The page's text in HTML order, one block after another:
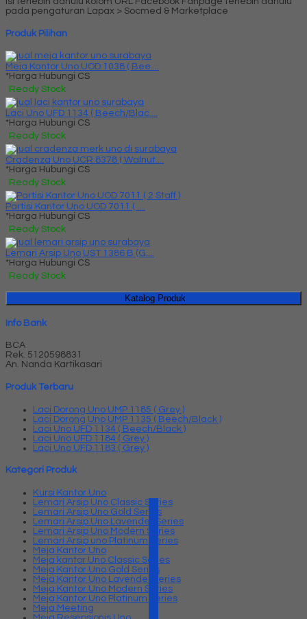
pada pengaturan Lapax > Socmed & Marketplace
Produk Pilihan
Meja Kantor Uno UOD 1038 ( Bee....
*Harga Hubungi CS
Ready Stock
Laci Uno UFD 1134 ( Beech/Blac....
*Harga Hubungi CS
Ready Stock
Cradenza Uno UCR 8378 ( Walnut....
*Harga Hubungi CS
Ready Stock
Partisi Kantor Uno UOD 7011 ( ....
*Harga Hubungi CS
Ready Stock
Lemari Arsip Uno UST 1386 B (G....
*Harga Hubungi CS
Ready Stock
Katalog Produk
Info Bank
BCA
Rek. 5120598831
An. Nanda Kartikasari
Produk Terbaru
Laci Dorong Uno UMP 1185 ( Grey )
Laci Dorong Uno UMP 1135 ( Beech/Black )
Laci Uno UFD 1134 ( Beech/Black )
Laci Uno UFD 1184 ( Grey )
Laci Uno UFD 1183 ( Grey )
Kategori Produk
Kursi Kantor Uno
Lemari Arsip Uno Classic Series
Lemari Arsip Uno Gold Series
Lemari Arsip Uno Lavender Series
Lemari Arsip Uno Modern Series
Lemari Arsip uno Platinum Series
Meja Kantor Uno
Meja kantor Uno Classic Series
Meja Kantor Uno Gold Series
Meja Kantor Uno Lavender series
Meja Kantor Uno Modern Series
Meja Kantor Uno Platinum Series
Meja Meeting